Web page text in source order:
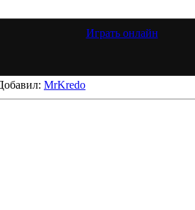
Играть онлайн
: MrKredo